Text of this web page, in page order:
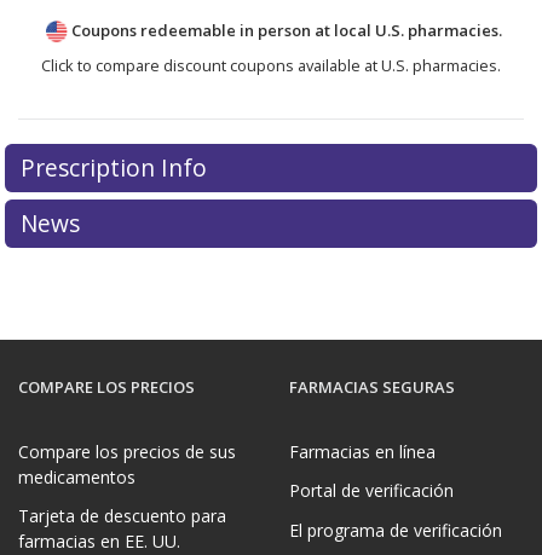
Coupons redeemable in person at local U.S. pharmacies.
Click to compare discount coupons available at U.S. pharmacies.
Prescription Info
News
COMPARE LOS PRECIOS
Compare los precios de sus
medicamentos
Tarjeta de descuento para
farmacias en EE. UU.
FARMACIAS SEGURAS
Farmacias en línea
Portal de verificación
El programa de verificación